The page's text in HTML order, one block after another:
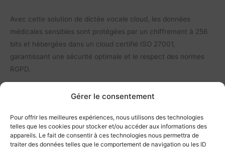
Gérer le consentement
Pour offrir les meilleures expériences, nous utilisons des technologies
telles que les cookies pour stocker et/ou accéder aux informations des
appareils. Le fait de consentir à ces technologies nous permettra de
traiter des données telles que le comportement de navigation ou les ID
Avec cette solution de dictée vocale cloud, les données
médicales sensibles sont protégées par un chiffrement à 256
bits et hébergées dans un cloud certifié ISO 27001,
garantissant une sécurité optimale et le respect des normes
RGPD.
Réduisez vos charges administratives
AvecDragon Medical One pour Mac, gagnez un temps
précieux en automatisant la transcription vocale. Les médecins
peuvent se concentrer davantage sur les soins aux patients, le